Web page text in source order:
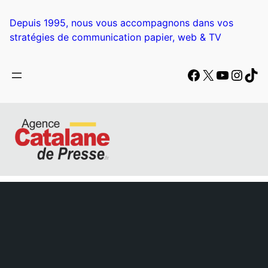
contenu
Depuis 1995, nous vous accompagnons dans vos
stratégies de communication papier, web & TV
Facebook
X